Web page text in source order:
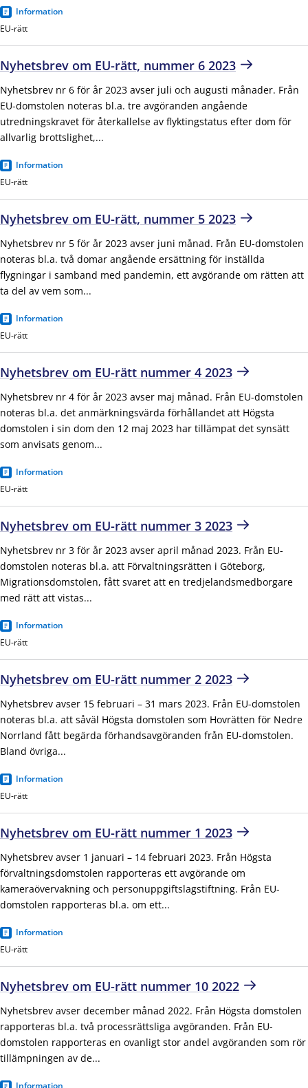
Information
EU-rätt
Nyhetsbrev om EU-rätt, nummer 6 2023
Nyhetsbrev nr 6 för år 2023 avser juli och augusti månader. Från
EU-domstolen noteras bl.a. tre avgöranden angående
utredningskravet för återkallelse av flyktingstatus efter dom för
allvarlig brottslighet,...
Information
EU-rätt
Nyhetsbrev om EU-rätt, nummer 5 2023
Nyhetsbrev nr 5 för år 2023 avser juni månad. Från EU-domstolen
noteras bl.a. två domar angående ersättning för inställda
flygningar i samband med pandemin, ett avgörande om rätten att
ta del av vem som...
Information
EU-rätt
Nyhetsbrev om EU-rätt nummer 4 2023
Nyhetsbrev nr 4 för år 2023 avser maj månad. Från EU-domstolen
noteras bl.a. det anmärkningsvärda förhållandet att Högsta
domstolen i sin dom den 12 maj 2023 har tillämpat det synsätt
som anvisats genom...
Information
EU-rätt
Nyhetsbrev om EU-rätt nummer 3 2023
Nyhetsbrev nr 3 för år 2023 avser april månad 2023. Från EU-
domstolen noteras bl.a. att Förvaltningsrätten i Göteborg,
Migrationsdomstolen, fått svaret att en tredjelandsmedborgare
med rätt att vistas...
Information
EU-rätt
Nyhetsbrev om EU-rätt nummer 2 2023
Nyhetsbrev avser 15 februari – 31 mars 2023. Från EU-domstolen
noteras bl.a. att såväl Högsta domstolen som Hovrätten för Nedre
Norrland fått begärda förhandsavgöranden från EU-domstolen.
Bland övriga...
Information
EU-rätt
Nyhetsbrev om EU-rätt nummer 1 2023
Nyhetsbrev avser 1 januari – 14 februari 2023. Från Högsta
förvaltningsdomstolen rapporteras ett avgörande om
kameraövervakning och personuppgiftslagstiftning. Från EU-
domstolen rapporteras bl.a. om ett...
Information
EU-rätt
Nyhetsbrev om EU-rätt nummer 10 2022
Nyhetsbrev avser december månad 2022. Från Högsta domstolen
rapporteras bl.a. två processrättsliga avgöranden. Från EU-
domstolen rapporteras en ovanligt stor andel avgöranden som rör
tillämpningen av de...